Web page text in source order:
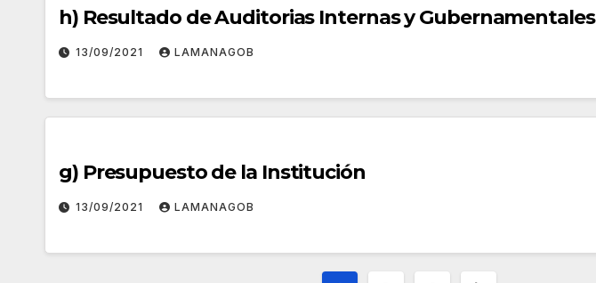
h) Resultado de Auditorias Internas y Gubernamentales
13/09/2021 LAMANAGOB
g) Presupuesto de la Institución
13/09/2021 LAMANAGOB